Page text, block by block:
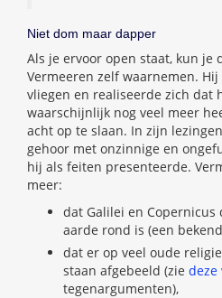
Niet dom maar dapper
Als je ervoor open staat, kun je
Vermeeren zelf waarnemen.
vliegen en realiseerde zich dat
waarschijnlijk nog veel meer
acht op te slaan. In zijn
gehoor met onzinnige en
hij als feiten presenteerde.
meer:
dat Galilei en
aarde rond is (een
dat er op veel oude
staan afgebeeld (zie deze
tegenargumenten),